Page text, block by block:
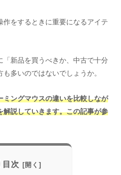
をするときに重要になるアイテ
新品を買うべきか、中古で十分
多いのではないでしょうか。
ングマウスの違いを比較しなが
説していきます。この記事が参
目次